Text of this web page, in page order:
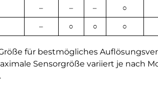
– – – ○
– ○ ○ ○
für bestmögliches
Sensorgröße variiert je nach